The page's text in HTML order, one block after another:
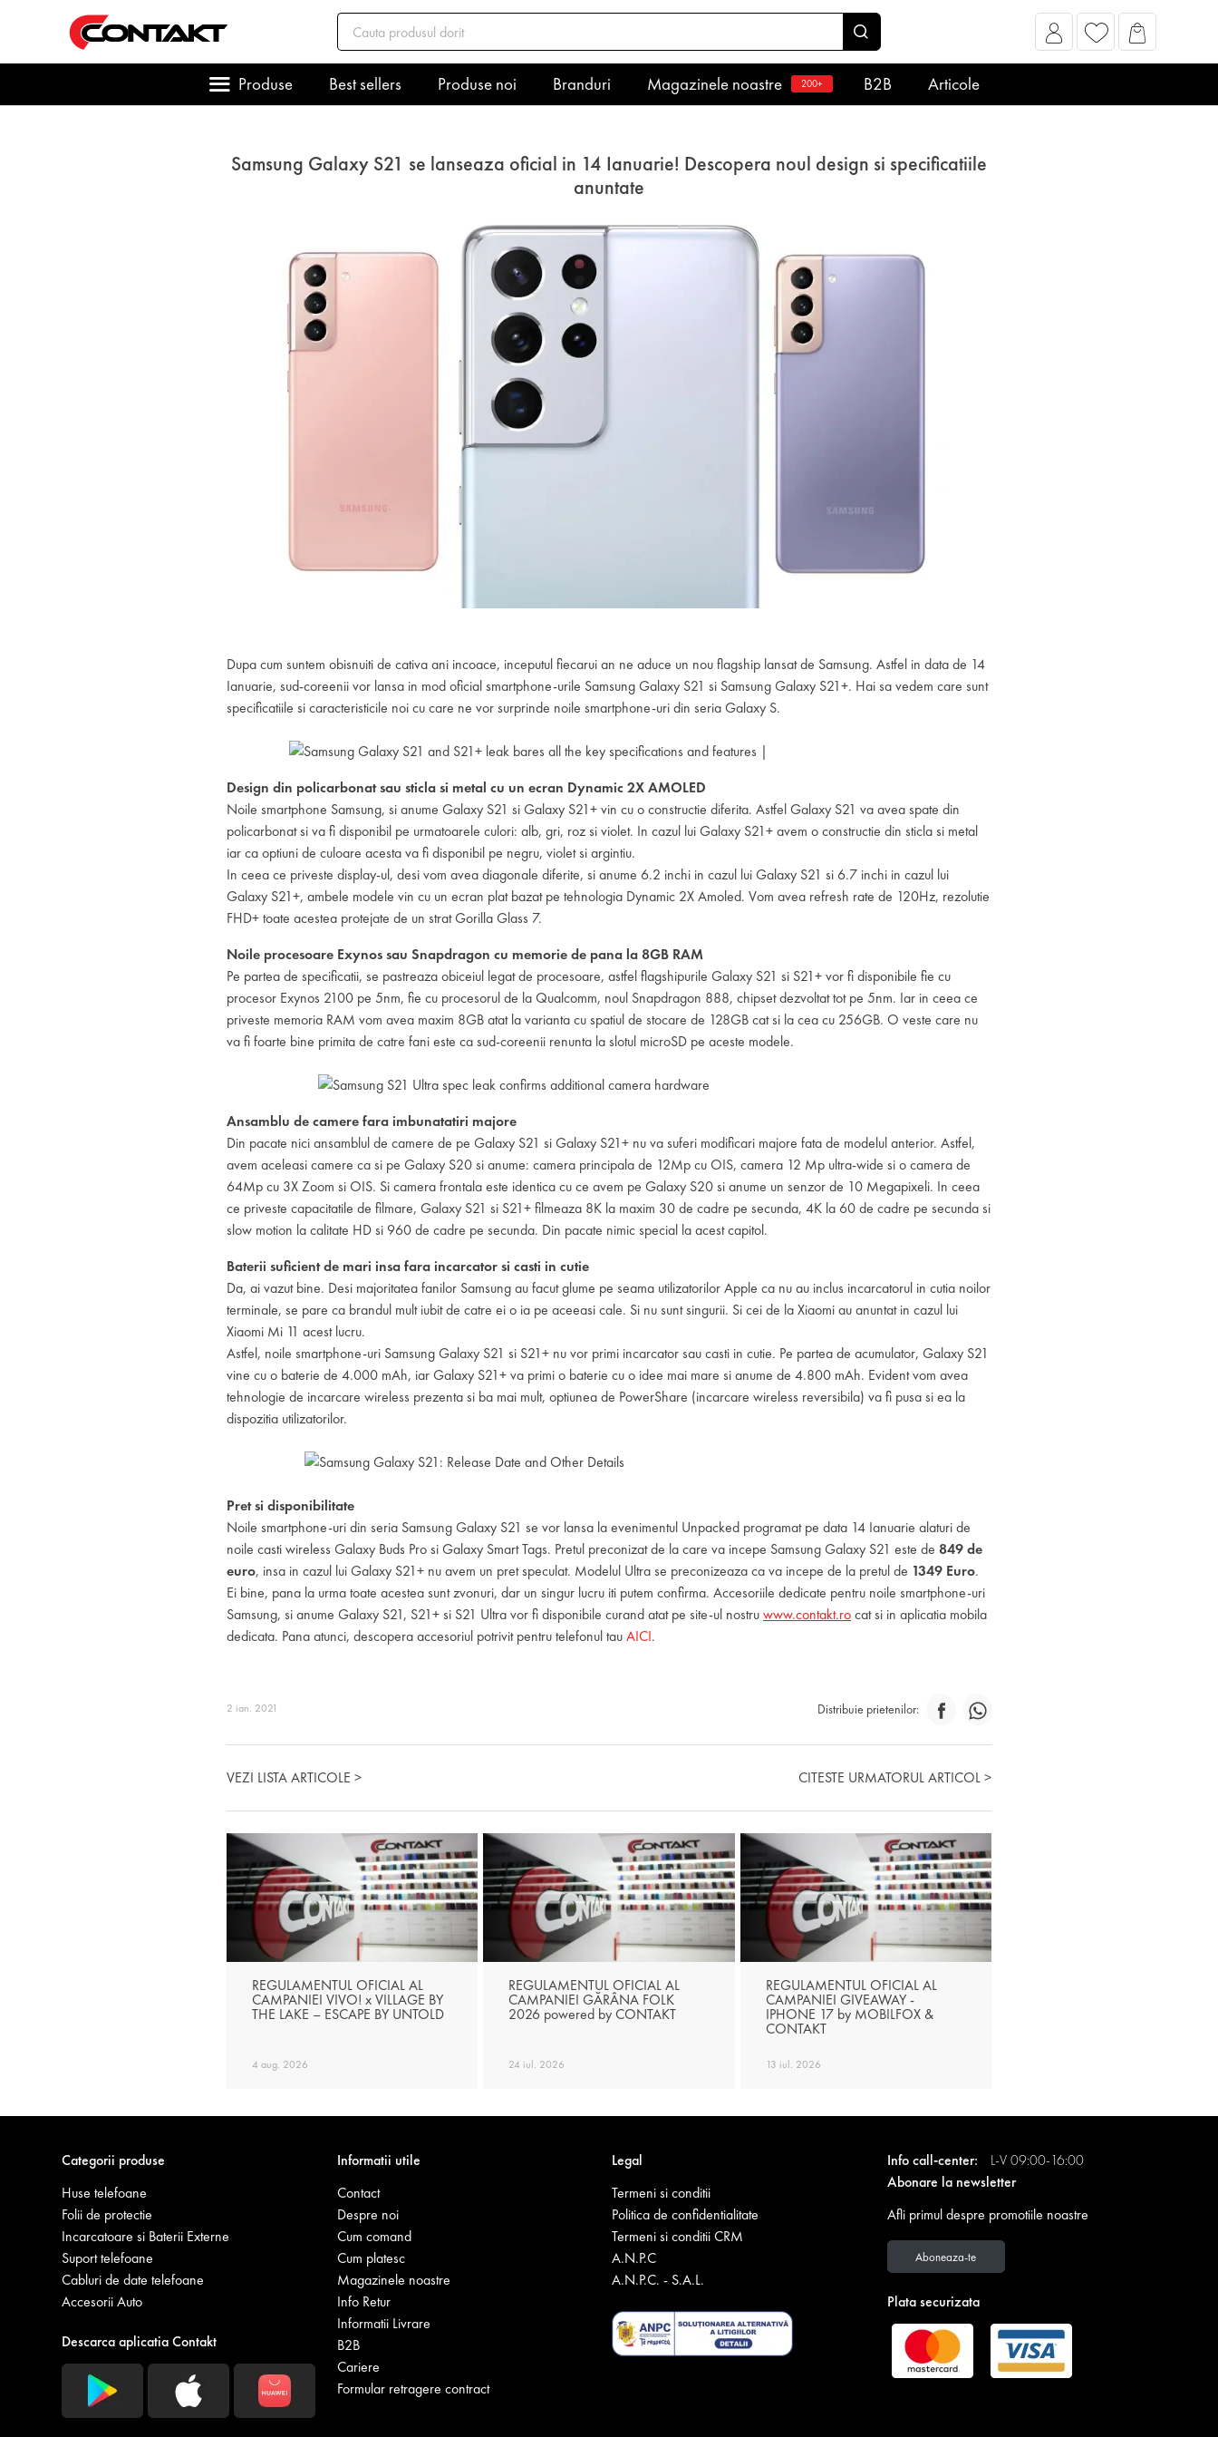
Produse Best sellers Produse noi Branduri Magazinele noastre 200+ B2B Articole
Samsung Galaxy S21 se lanseaza oficial in 14 Ianuarie! Descopera noul design si specificatiile
anuntate
Dupa cum suntem obisnuiti de cativa ani incoace, inceputul fiecarui an ne aduce un nou flagship lansat de Samsung. Astfel in data de 14
Ianuarie, sud-coreenii vor lansa in mod oficial smartphone-urile Samsung Galaxy S21 si Samsung Galaxy S21+. Hai sa vedem care sunt
specificatiile si caracteristicile noi cu care ne vor surprinde noile smartphone-uri din seria Galaxy S.
Design din policarbonat sau sticla si metal cu un ecran Dynamic 2X AMOLED
Noile smartphone Samsung, si anume Galaxy S21 si Galaxy S21+ vin cu o constructie diferita. Astfel Galaxy S21 va avea spate din
policarbonat si va fi disponibil pe urmatoarele culori: alb, gri, roz si violet. In cazul lui Galaxy S21+ avem o constructie din sticla si metal
iar ca optiuni de culoare acesta va fi disponibil pe negru, violet si argintiu.
In ceea ce priveste display-ul, desi vom avea diagonale diferite, si anume 6.2 inchi in cazul lui Galaxy S21 si 6.7 inchi in cazul lui
Galaxy S21+, ambele modele vin cu un ecran plat bazat pe tehnologia Dynamic 2X Amoled. Vom avea refresh rate de 120Hz, rezolutie
FHD+ toate acestea protejate de un strat Gorilla Glass 7.
Noile procesoare Exynos sau Snapdragon cu memorie de pana la 8GB RAM
Pe partea de specificatii, se pastreaza obiceiul legat de procesoare, astfel flagshipurile Galaxy S21 si S21+ vor fi disponibile fie cu
procesor Exynos 2100 pe 5nm, fie cu procesorul de la Qualcomm, noul Snapdragon 888, chipset dezvoltat tot pe 5nm. Iar in ceea ce
priveste memoria RAM vom avea maxim 8GB atat la varianta cu spatiul de stocare de 128GB cat si la cea cu 256GB. O veste care nu
va fi foarte bine primita de catre fani este ca sud-coreenii renunta la slotul microSD pe aceste modele.
Ansamblu de camere fara imbunatatiri majore
Din pacate nici ansamblul de camere de pe Galaxy S21 si Galaxy S21+ nu va suferi modificari majore fata de modelul anterior. Astfel,
avem aceleasi camere ca si pe Galaxy S20 si anume: camera principala de 12Mp cu OIS, camera 12 Mp ultra-wide si o camera de
64Mp cu 3X Zoom si OIS. Si camera frontala este identica cu ce avem pe Galaxy S20 si anume un senzor de 10 Megapixeli. In ceea
ce priveste capacitatile de filmare, Galaxy S21 si S21+ filmeaza 8K la maxim 30 de cadre pe secunda, 4K la 60 de cadre pe secunda si
slow motion la calitate HD si 960 de cadre pe secunda. Din pacate nimic special la acest capitol.
Baterii suficient de mari insa fara incarcator si casti in cutie
Da, ai vazut bine. Desi majoritatea fanilor Samsung au facut glume pe seama utilizatorilor Apple ca nu au inclus incarcatorul in cutia noilor
terminale, se pare ca brandul mult iubit de catre ei o ia pe aceeasi cale. Si nu sunt singurii. Si cei de la Xiaomi au anuntat in cazul lui
Xiaomi Mi 11 acest lucru.
Astfel, noile smartphone-uri Samsung Galaxy S21 si S21+ nu vor primi incarcator sau casti in cutie. Pe partea de acumulator, Galaxy S21
vine cu o baterie de 4.000 mAh, iar Galaxy S21+ va primi o baterie cu o idee mai mare si anume de 4.800 mAh. Evident vom avea
tehnologie de incarcare wireless prezenta si ba mai mult, optiunea de PowerShare (incarcare wireless reversibila) va fi pusa si ea la
dispozitia utilizatorilor.
Pret si disponibilitate
Noile smartphone-uri din seria Samsung Galaxy S21 se vor lansa la evenimentul Unpacked programat pe data 14 Ianuarie alaturi de
noile casti wireless Galaxy Buds Pro si Galaxy Smart Tags. Pretul preconizat de la care va incepe Samsung Galaxy S21 este de 849 de
euro, insa in cazul lui Galaxy S21+ nu avem un pret speculat. Modelul Ultra se preconizeaza ca va incepe de la pretul de 1349 Euro.
Ei bine, pana la urma toate acestea sunt zvonuri, dar un singur lucru iti putem confirma. Accesoriile dedicate pentru noile smartphone-uri
Samsung, si anume Galaxy S21, S21+ si S21 Ultra vor fi disponibile curand atat pe site-ul nostruwww.contakt.rocat si in aplicatia mobila
dedicata. Pana atunci, descopera accesoriul potrivit pentru telefonul tauAICI.
2 ian. 2021 Distribuie prietenilor:
VEZI LISTA ARTICOLE > CITESTE URMATORUL ARTICOL >
REGULAMENTUL OFICIAL AL
CAMPANIEI VIVO! x VILLAGE BY
THE LAKE – ESCAPE BY UNTOLD
4 aug. 2026
REGULAMENTUL OFICIAL AL
CAMPANIEI GĂRÂNA FOLK
2026 powered by CONTAKT
24 iul. 2026
REGULAMENTUL OFICIAL AL
CAMPANIEI GIVEAWAY -
IPHONE 17 by MOBILFOX &
CONTAKT
13 iul. 2026
Categorii produse
Huse telefoane
Folii de protectie
Incarcatoare si Baterii Externe
Suport telefoane
Cabluri de date telefoane
Accesorii Auto
Descarca aplicatia Contakt
Informatii utile
Contact
Despre noi
Cum comand
Cum platesc
Magazinele noastre
Info Retur
Informatii Livrare
B2B
Cariere
Formular retragere contract
Legal
Termeni si conditii
Politica de confidentialitate
Termeni si conditii CRM
A.N.P.C
A.N.P.C. - S.A.L.
Info call-center:
L-V 09:00-16:00
Abonare la newsletter
Afli primul despre promotiile noastre
Aboneaza-te
Plata securizata